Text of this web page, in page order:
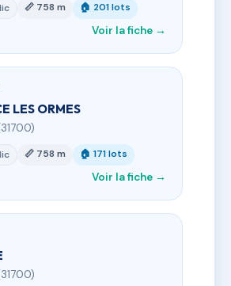
📏 758 m 🏠 201 lots
Voir la fiche →
LES ORMES
📏 758 m 🏠 171 lots
Voir la fiche →